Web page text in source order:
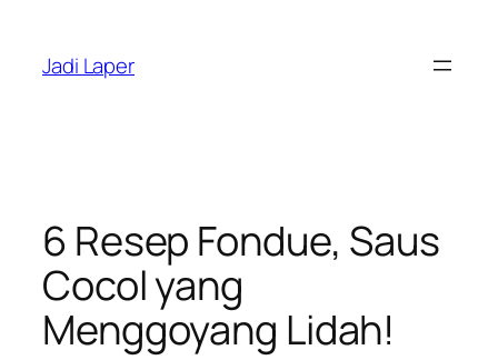
content
Jadi Laper
6 Resep Fondue, Saus
Cocol yang
Menggoyang Lidah!